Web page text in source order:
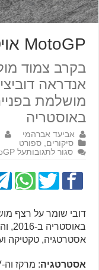
MotoGP אויסטריך: סוף סוף מרוץ!
בקרב צמוד
אנדראה
מושלמת
באוסטריה
אביעד אברהמי
סיקורים ,ספורט
סגור לתגובותעל MotoGP אויסטריך: סוף סוף מרוץ!
דובי שומר על רצף
אסטרטגיה, טקטיקה
אסטרטגיה